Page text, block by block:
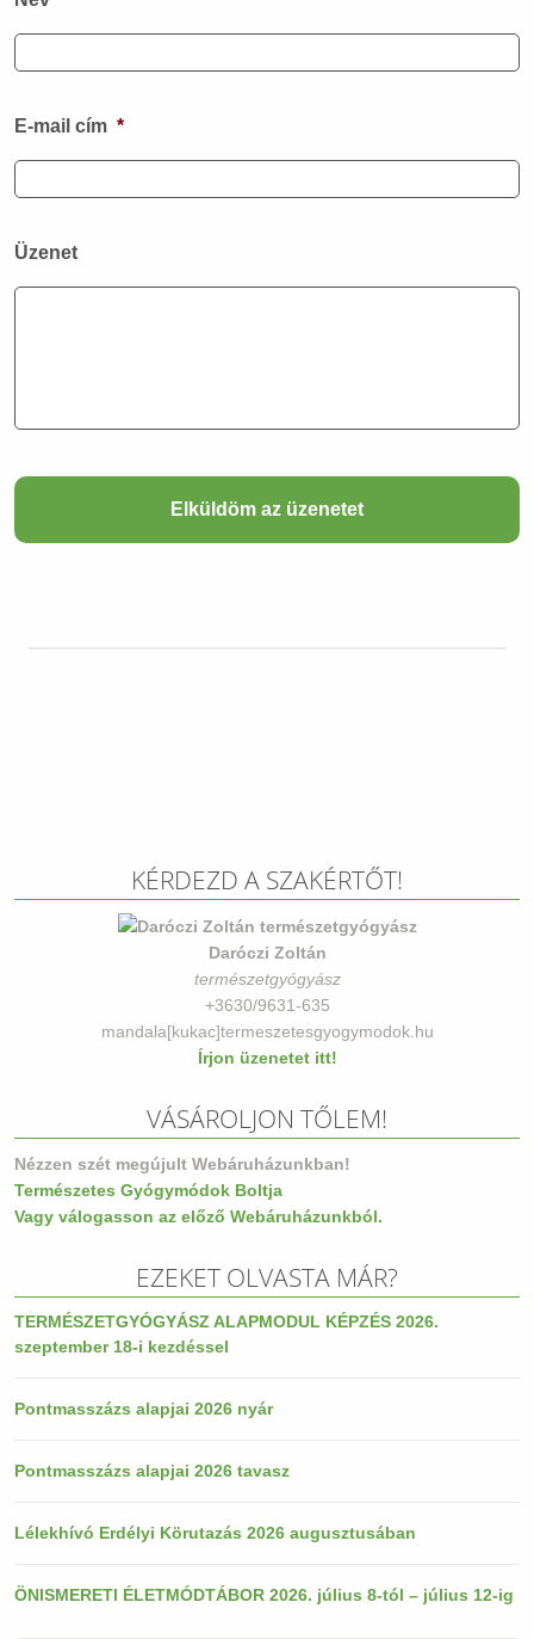
E-mail cím *
Üzenet
KÉRDEZD A SZAKÉRTŐT!
Daróczi Zoltán
természetgyógyász
+3630/9631-635
mandala[kukac]termeszetesgyogymodok.hu
Írjon üzenetet itt!
VÁSÁROLJON TŐLEM!
Nézzen szét megújult Webáruházunkban!
Természetes Gyógymódok Boltja
Vagy válogasson az előző Webáruházunkból.
EZEKET OLVASTA MÁR?
TERMÉSZETGYÓGYÁSZ ALAPMODUL KÉPZÉS 2026.
szeptember 18-i kezdéssel
Pontmasszázs alapjai 2026 nyár
Pontmasszázs alapjai 2026 tavasz
Lélekhívó Erdélyi Körutazás 2026 augusztusában
ÖNISMERETI ÉLETMÓDTÁBOR 2026. július 8-tól – július 12-ig